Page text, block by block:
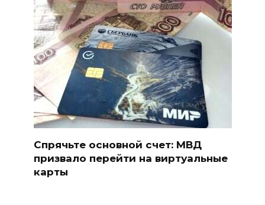
Спрячьте основной счет: МВД
призвало перейти на виртуальные
карты